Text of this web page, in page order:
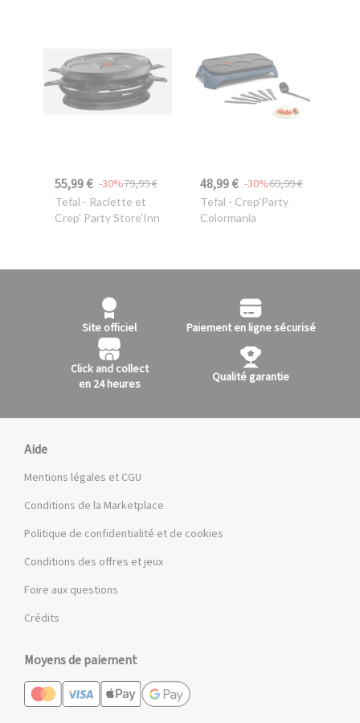
55,99 € 79,99 €
-30%
Tefal - Raclette et
Crep' Party Store'Inn
48,99 € 69,99 €
-30%
Tefal - Crep'Party
Colormania
Site officiel Paiement en ligne sécurisé
Click and collect
en 24 heures
Qualité garantie
Aide
Mentions légales et CGU
Conditions de la Marketplace
Politique de confidentialité et de cookies
Conditions des offres et jeux
Foire aux questions
Crédits
Moyens de paiement